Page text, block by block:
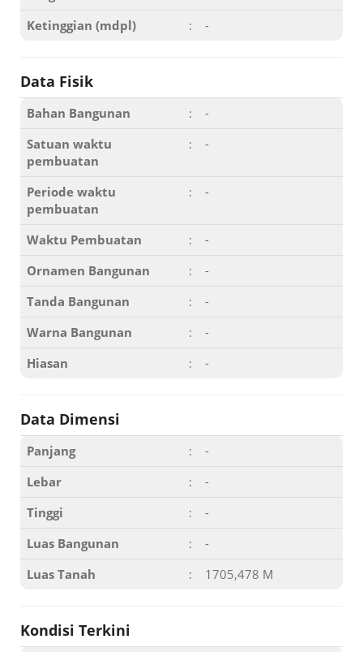
Ketinggian (mdpl)
: -
Data Fisik
Bahan Bangunan :
-
Satuan waktu
pembuatan
: -
Periode waktu
pembuatan
: -
Waktu Pembuatan :
-
Ornamen Bangunan
:
-
Tanda Bangunan
:
-
Warna Bangunan
:
-
Hiasan
: -
Data Dimensi
Panjang :
-
Lebar
:
-
Tinggi
:
-
Luas Bangunan
:
-
Luas Tanah
: 1705,478 M
Kondisi Terkini